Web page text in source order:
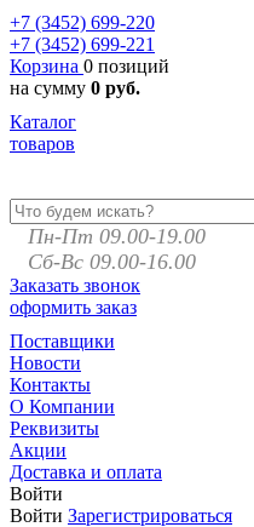
+7 (3452) 699-220
+7 (3452) 699-221
Корзина 0 позиций
на сумму 0 руб.
Каталог
товаров
Пн-Пт 09.00-19.00
Сб-Вс 09.00-16.00
Заказать звонок
оформить заказ
Поставщики
Новости
Контакты
О Компании
Реквизиты
Акции
Доставка и оплата
Войти
Войти Зарегистрироваться